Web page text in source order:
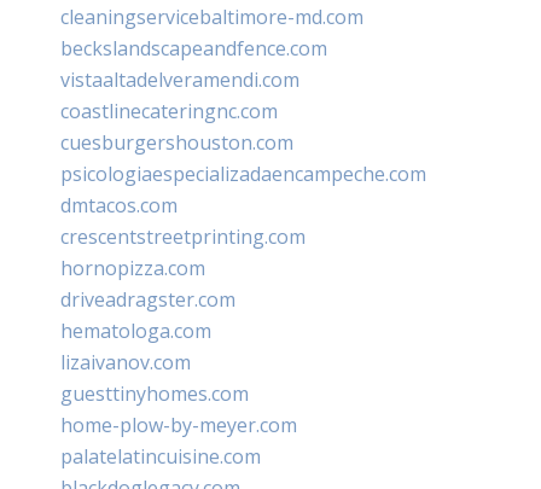
cleaningservicebaltimore-md.com
beckslandscapeandfence.com
vistaaltadelveramendi.com
coastlinecateringnc.com
cuesburgershouston.com
psicologiaespecializadaencampeche.com
dmtacos.com
crescentstreetprinting.com
hornopizza.com
driveadragster.com
hematologa.com
lizaivanov.com
guesttinyhomes.com
home-plow-by-meyer.com
palatelatincuisine.com